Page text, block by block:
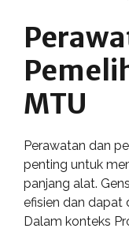
MTU
Perawatan dan
penting untuk
panjang alat.
efisien dan dapat
Dalam konteks